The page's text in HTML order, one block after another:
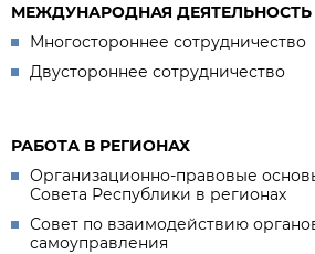
МЕЖДУНАРОДНАЯ ДЕЯТЕЛЬНОСТЬ
Многостороннее сотрудничество
Двустороннее сотрудничество
РАБОТА В РЕГИОНАХ
Организационно-правовые
Совета Республики в регионах
Совет по взаимодействию
самоуправления